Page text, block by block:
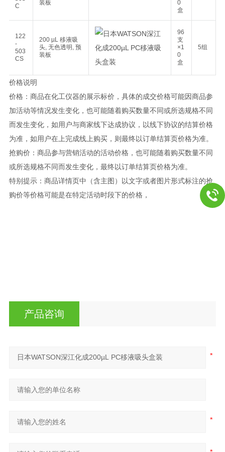
C
装板
0
盒
122
-
503
CS
200 µL 移液吸
头, 无色透明, 预
装板
96
支
×1
0
盒
5组
价格说明
价格：商品在化工仪器的展示标价，具体的成交价格可能因商品参
加活动等情况发生变化，也可能随着购买数量不同或所选规格不同
而发生变化，如用户与商家线下达成协议，以线下协议的结算价格
为准，如用户在上完成线上购买，则最终以订单结算页价格为准。
抢购价：商品参与营销活动的活动价格，也可能随着购买数量不同
或所选规格不同而发生变化，最终以订单结算页价格为准。
特别提示：商品详情页中（含主图）以文字或者图片形式标注的抢
购价等价格可能是在特定活动时段下的价格，
产品咨询